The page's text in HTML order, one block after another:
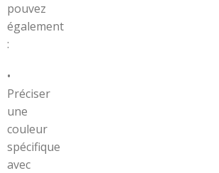
pouvez
également
:
•
Préciser
une
couleur
spécifique
avec